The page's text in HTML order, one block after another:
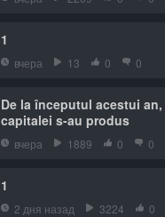
1
вчера 13 0 0
De la începutul acestui
capitalei s-au produs
вчера 1889 0 0
1
2 дня назад 3224 0